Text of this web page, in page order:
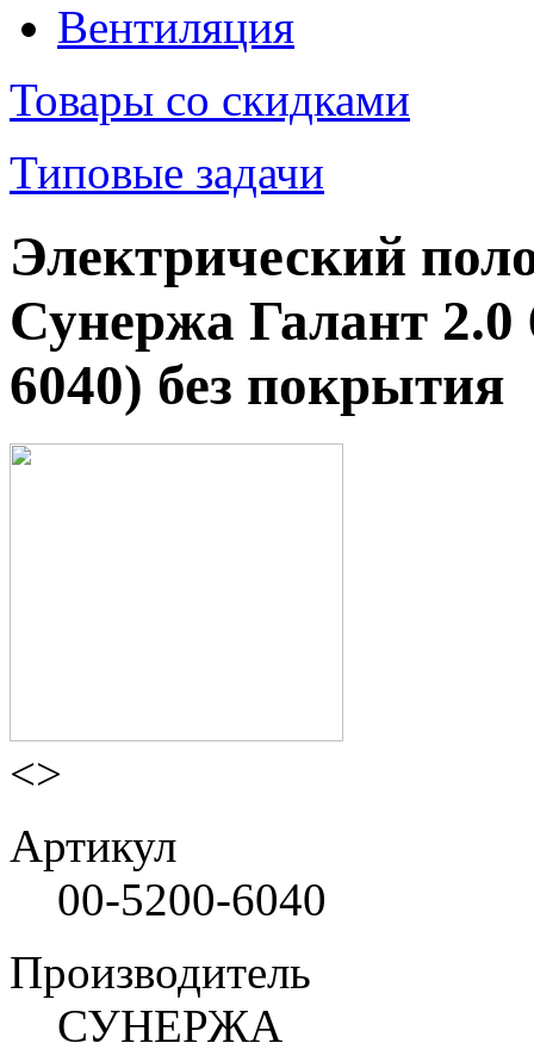
Вентиляция
Товары со скидками
Типовые задачи
Электрический
Сунержа Галант 2.0
6040) без покрытия
<>
Артикул
00-5200-6040
Производитель
СУНЕРЖА